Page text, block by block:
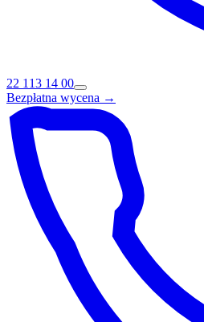
22 113 14 00
Bezpłatna wycena →